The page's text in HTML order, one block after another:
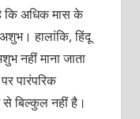
कि अधिक मास के
हालांकि, हिंदू
नहीं माना जाता
पारंपरिक
बिल्कुल नहीं है।